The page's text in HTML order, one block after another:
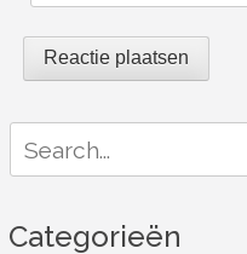
for:
Categorieën